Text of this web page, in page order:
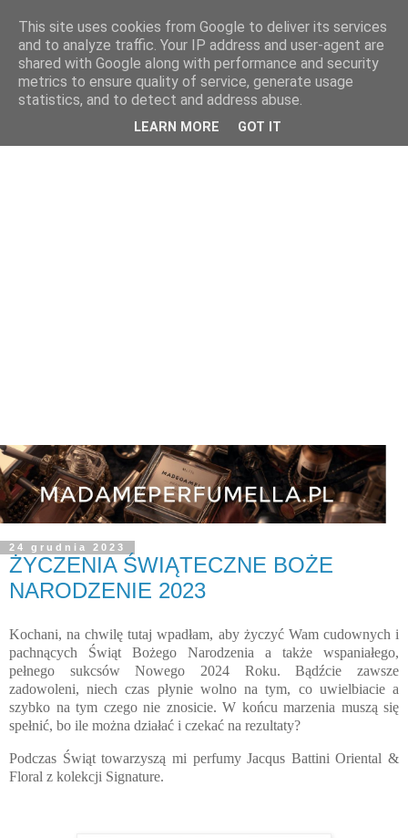
24 grudnia 2023
ŻYCZENIA ŚWIĄTECZNE BOŻE
NARODZENIE 2023
Kochani, na chwilę tutaj wpadłam, aby życzyć Wam cudownych i
pachnących Świąt Bożego Narodzenia a także wspaniałego,
pełnego sukcsów Nowego 2024 Roku. Bądźcie zawsze
zadowoleni, niech czas płynie wolno na tym, co uwielbiacie a
szybko na tym czego nie znosicie. W końcu marzenia muszą się
spełnić, bo ile można działać i czekać na rezultaty?
Podczas Świąt towarzyszą mi perfumy Jacqus Battini Oriental &
Floral z kolekcji Signature.
This site uses cookies from Google to deliver its services
and to analyze traffic. Your IP address and user-agent are
shared with Google along with performance and security
metrics to ensure quality of service, generate usage
statistics, and to detect and address abuse.
LEARN MORE GOT IT